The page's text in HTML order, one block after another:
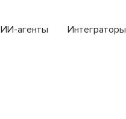
ИИ-агенты Интеграторы